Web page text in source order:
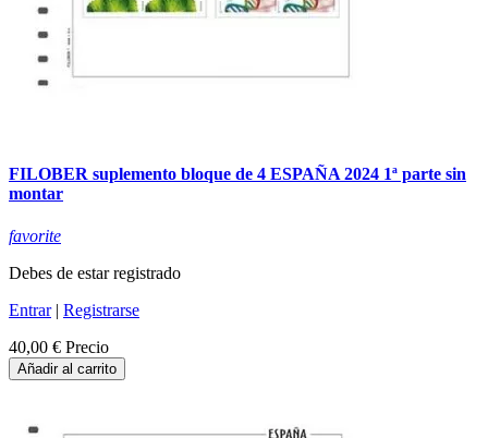
FILOBER suplemento bloque de 4 ESPAÑA 2024 1ª parte sin
montar
favorite
Debes de estar registrado
Entrar| Registrarse
40,00 € Precio
Añadir al carrito